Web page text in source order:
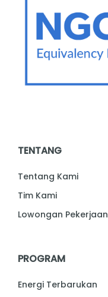
TENTANG
Tentang Kami
Tim Kami
Lowongan Pekerjaan
PROGRAM
Energi Terbarukan